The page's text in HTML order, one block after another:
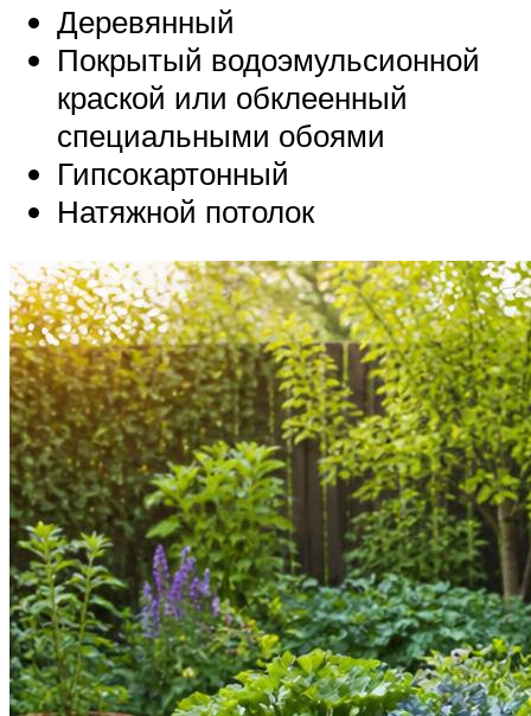
Деревянный
Покрытый водоэмульсионной
краской или обклеенный
специальными обоями
Гипсокартонный
Натяжной потолок